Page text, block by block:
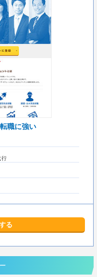
職に強い
行
る